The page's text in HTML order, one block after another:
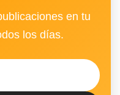
en tu
los días.